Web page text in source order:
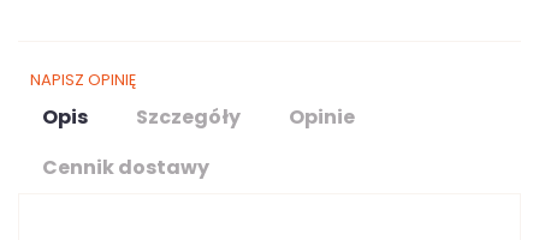
NAPISZ OPINIĘ
Opis Szczegóły
Opinie
Cennik dostawy